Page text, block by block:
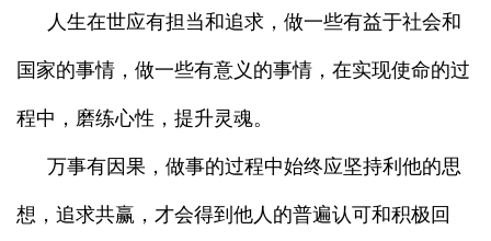
人生在世应有担当和追求，做一些有益于社会和
国家的事情，做一些有意义的事情，在实现使命的过
程中，磨练心性，提升灵魂。
万事有因果，做事的过程中始终应坚持利他的思
想，追求共赢，才会得到他人的普遍认可和积极回